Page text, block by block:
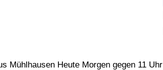
Mühlhausen Heute Morgen gegen 11 Uhr